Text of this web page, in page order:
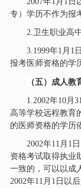
专）学历不作为报
2.卫生职业高
3.1999年1月1
报考医师资格的学
（五）成人教
1.2002年10月
高等学校远程教育
的医师资格的学历
2002年11月1
资格考试取得执业
一致的，可以以成
2002年11月1日以